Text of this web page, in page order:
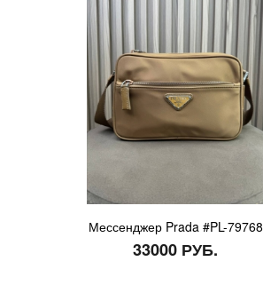
Мессенджер Prada #PL-79768
33000 РУБ.